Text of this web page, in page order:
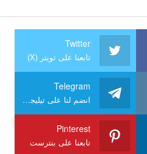
Twitter
تابعنا على تويتر (X)
Telegram
انضم لنا على تيليجرام
Pinterest
تابعنا على بنترست